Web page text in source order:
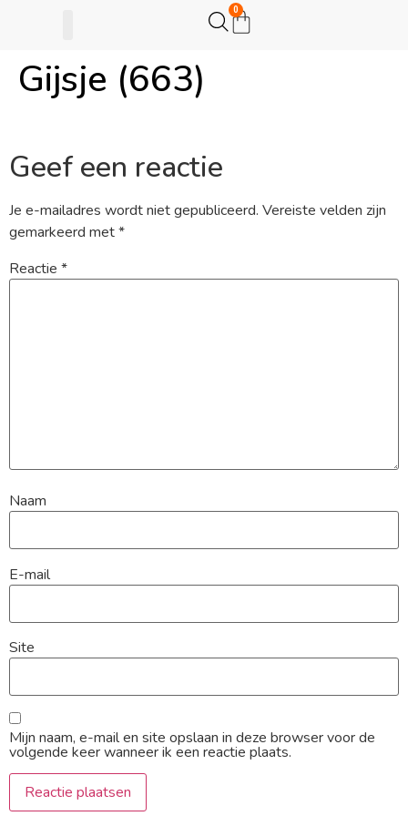
0
Gijsje (663)
Geef een reactie
Je e-mailadres wordt niet gepubliceerd. Vereiste velden zijn
gemarkeerd met*
Reactie *
Naam
E-mail
Site
Mijn naam, e-mail en site opslaan in deze browser voor de
volgende keer wanneer ik een reactie plaats.